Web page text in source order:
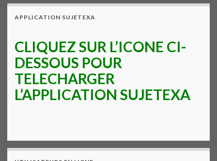
APPLICATION SUJETEXA
CLIQUEZ SUR L’ICONE CI-
DESSOUS POUR
TELECHARGER
L’APPLICATION SUJETEXA